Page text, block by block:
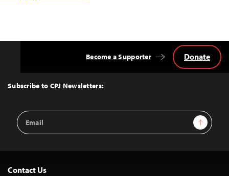
Top
Subscribe to CPJ Newsletters:
Email
Address
Sign Up
Become a Supporter Donate
Contact Us